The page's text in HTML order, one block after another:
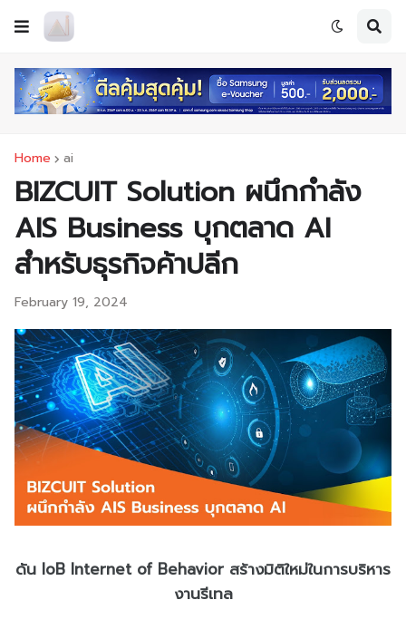
Home ai
BIZCUIT Solution ผนึกกำลัง
AIS Business บุกตลาด AI
สำหรับธุรกิจค้าปลีก
February 19, 2024
ดัน IoB Internet of Behavior สร้างมิติใหม่ในการบริหาร
งานรีเทล